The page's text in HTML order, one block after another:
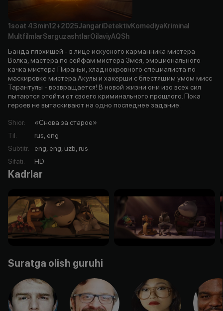
1soat 43min12+2025JangariDetektivKomediyaKriminal
MultfilmlarSarguzashtlarOilaviyAQSh
Банда плохишей - в лице искусного карманника мистера
Волка, мастера по сейфам мистера Змея, эмоционального
качка мистера Пираньи, хладнокровного специалиста по
маскировке мистера Акулы и хакерши с блестящим умом мисс
Тарантулы - возвращается! В новой жизни они изо всех сил
пытаются отойти от своего криминального прошлого. Пока
героев не вытаскивают на одно последнее задание.
Shior:
«Снова за старое»
Til:
rus, eng
Subtitr:
eng, eng, uzb, rus
Sifati: HD
Kadrlar
Suratga olish guruhi